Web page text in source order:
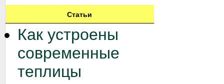
Статьи
Как устроены
современные
теплицы